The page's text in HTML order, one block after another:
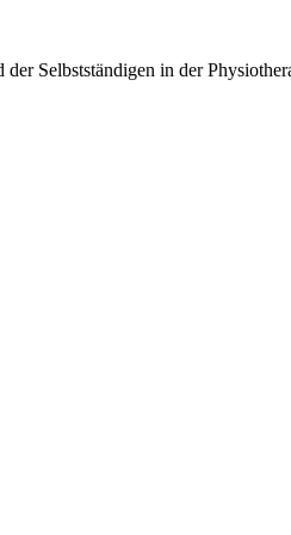
Selbstständigen in der